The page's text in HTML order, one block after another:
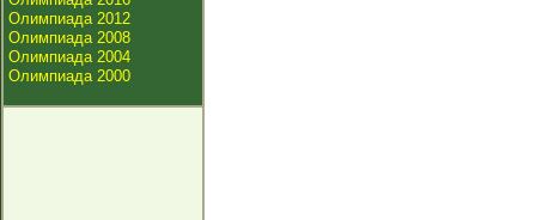
Олимпиада 2012
Олимпиада 2008
Олимпиада 2004
Олимпиада 2000